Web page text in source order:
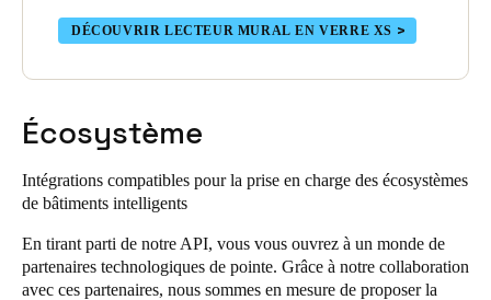
DÉCOUVRIR LECTEUR MURAL EN VERRE XS
Écosystème
Intégrations compatibles pour la prise en charge des écosystèmes
de bâtiments intelligents
En tirant parti de notre API, vous vous ouvrez à un monde de
partenaires technologiques de pointe. Grâce à notre collaboration
avec ces partenaires, nous sommes en mesure de proposer la